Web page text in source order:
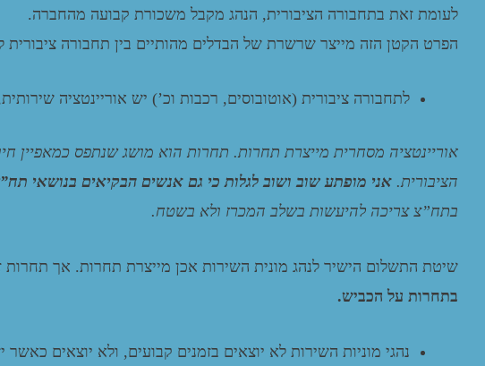
לעומת זאת בתחבורה הציבורית, הנהג מקבל משכורת קבועה מהחברה.
הפרט הקטן הזה מייצר שרשרת של הבדלים מהותיים בין תחבורה ציבורית
לתחבורה ציבורית (אוטובוסים, רכבות וכ’) יש אוריינטציה
אוריינטציה מסחרית מייצרת תחרות. תחרות הוא מושג שנתפס כמאפיין
הציבורית. אני מופתע שוב ושוב לגלות כי גם אנשים הבקיאים בנושאי
בתח”צ צריכה להיעשות בשלב המכרז ולא בשטח.
שיטת התשלום הישיר לנהג מונית השירות אכן מייצרת תחרות. אך תחרות
בתחרות על הכביש.
נהגי מוניות השירות לא יוצאים בזמנים קבועים, ולא יוצאים